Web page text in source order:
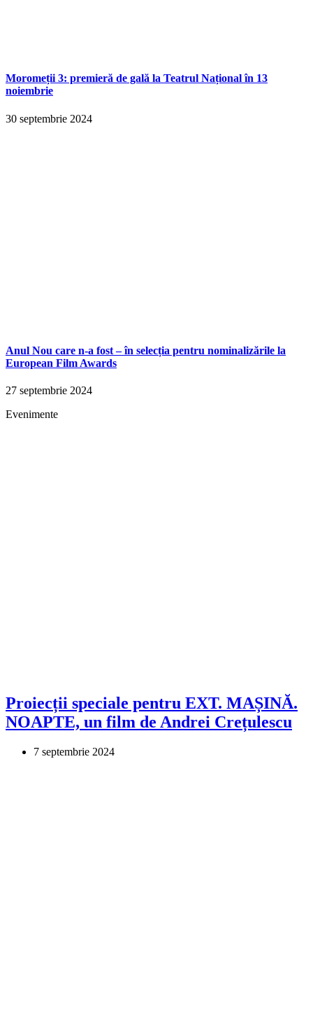
Moromeții 3: premieră de gală la Teatrul Național în 13
noiembrie
30 septembrie 2024
Anul Nou care n-a fost – în selecția pentru nominalizările la
European Film Awards
27 septembrie 2024
Evenimente
Proiecții speciale pentru EXT. MAȘINĂ.
NOAPTE, un film de Andrei Crețulescu
7 septembrie 2024